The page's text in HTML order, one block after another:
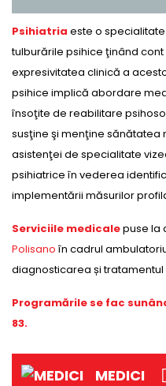
Psihiatria este o
tulburările psihice ţinând
expresivitatea clinică a
psihice implică abordare
însoţite de reabilitare
susţine şi menţine sănătatea
asistenţei de specialitate
psihiatrice în vederea
implementării măsurilor
Serviciile medicalepuse la
Polisano în cadrul
diagnosticarea și
Programările se fac
83.
MEDICI